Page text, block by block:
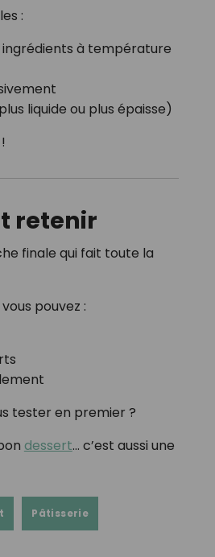
:
à température
liquide ou plus épaisse)
retenir
finale qui fait toute la
pouvez :
tester en premier ?
dessert… c’est aussi une
Pâtisserie